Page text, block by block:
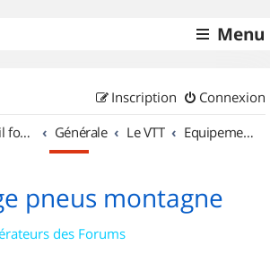
Menu
Connexion
Inscription
Accueil forum Générale Le VTT Equipements et Accessoires
pneus montagne
des Forums